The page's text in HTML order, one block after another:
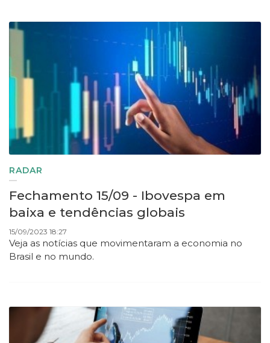
RADAR
Fechamento 15/09 - Ibovespa em
baixa e tendências globais
15/09/2023 18:27
Veja as notícias que movimentaram a economia no
Brasil e no mundo.